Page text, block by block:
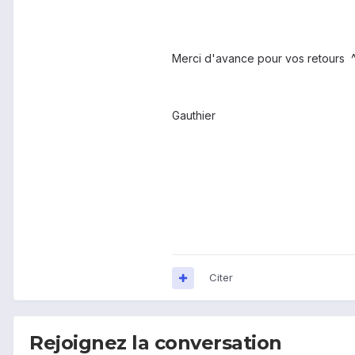
Merci d'avance pour vos retours
Gauthier
Citer
Rejoignez la conversation